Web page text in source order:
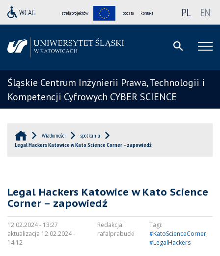
strefa projektów poczta kontakt PL EN
Śląskie Centrum Inżynierii Prawa, Technologii i
Kompetencji Cyfrowych CYBER SCIENCE
Wiadomości
spotkania
Legal Hackers Katowice w Kato Science Corner – zapowiedź
Legal Hackers Katowice w Kato Science
Corner – zapowiedź
12.02.2024 - 13:27
aktualizacja 12.02.2024 -
14:12
Redakcja:
rafalprabucki
Tagi:
#KatoScienceCorner,
#LegalHackers